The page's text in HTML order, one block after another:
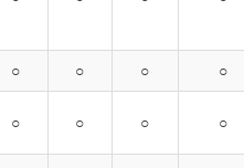
○ ○ ○ ○
○ ○ ○ ○